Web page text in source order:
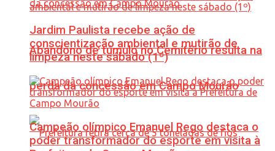
Abandono de túmulo no Cemitério resulta na
perda da concessão em Campo Mourão
Jardim Paulista recebe ação de
conscientização ambiental e mutirão de
limpeza neste sábado (1º)
Campeão olímpico Emanuel Rego destaca o
poder transformador do esporte em visita à